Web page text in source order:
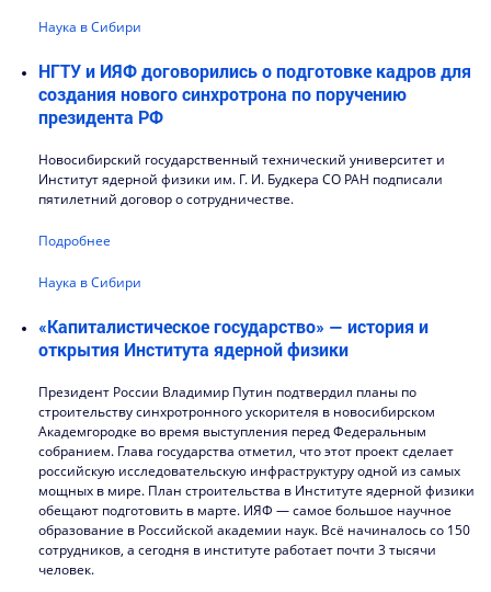
Наука в Сибири
НГТУ и ИЯФ договорились о подготовке кадров для
создания нового синхротрона по поручению
президента РФ
Новосибирский государственный технический университет и
Институт ядерной физики им. Г. И. Будкера СО РАН подписали
пятилетний договор о сотрудничестве.
Подробнее
Наука в Сибири
«Капиталистическое государство» — история и
открытия Института ядерной физики
Президент России Владимир Путин подтвердил планы по
строительству синхротронного ускорителя в новосибирском
Академгородке во время выступления перед Федеральным
собранием. Глава государства отметил, что этот проект сделает
российскую исследовательскую инфраструктуру одной из самых
мощных в мире. План строительства в Институте ядерной физики
обещают подготовить в марте. ИЯФ — самое большое научное
образование в Российской академии наук. Всё начиналось со 150
сотрудников, а сегодня в институте работает почти 3 тысячи
человек.